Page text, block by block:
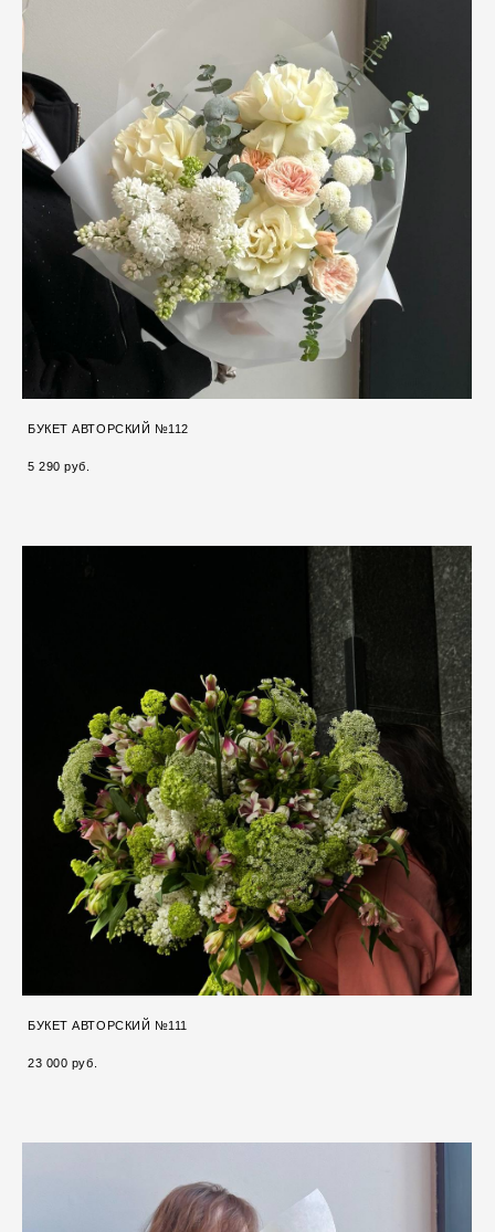
БУКЕТ АВТОРСКИЙ №112
5 290 pуб.
БУКЕТ АВТОРСКИЙ №111
23 000 pуб.